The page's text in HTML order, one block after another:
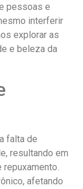
pessoas e
interferir
explorar as
e beleza da
falta de
resultando em
afetando